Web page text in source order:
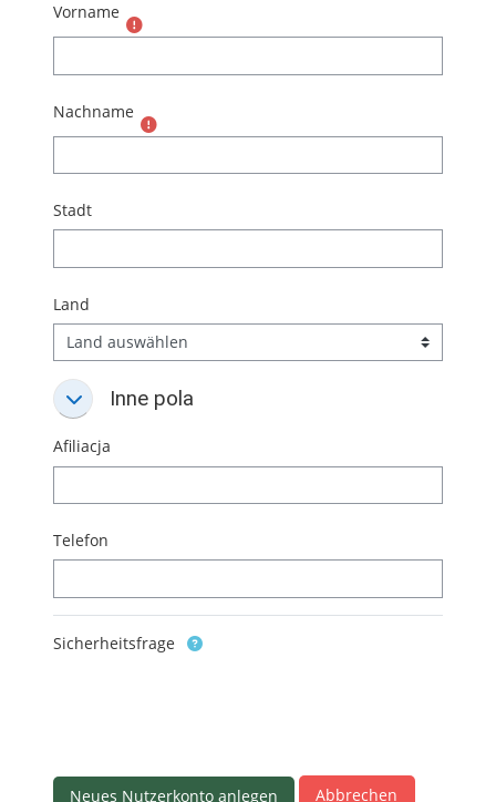
Vorname
Nachname
Stadt
Land
Inne pola
Inne polaInne pola
Afiliacja
Telefon
Sicherheitsfrage